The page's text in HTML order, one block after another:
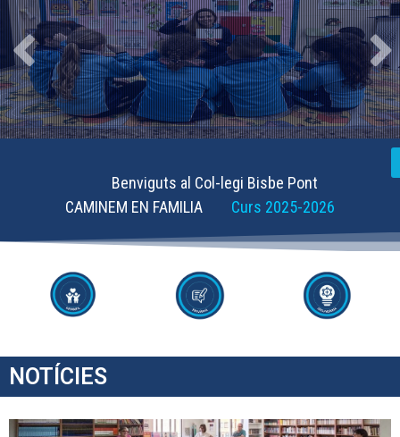
Benviguts al Col-legi Bisbe Pont
CAMINEM EN FAMILIA Curs 2025-2026
NOTÍCIES